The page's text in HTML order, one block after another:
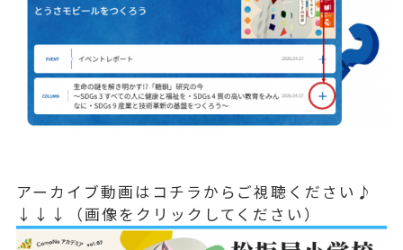
アーカイブ動画はコチラからご視聴ください♪
↓↓↓（画像をクリックしてください）